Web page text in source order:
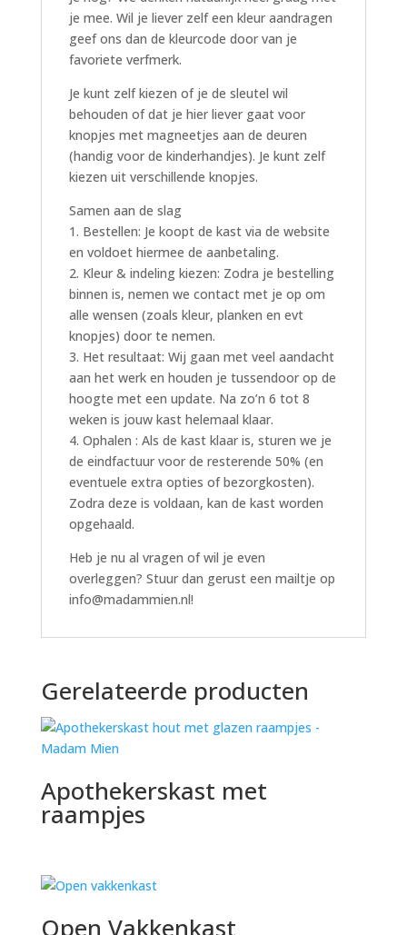
je mee. Wil je liever zelf een kleur aandragen
geef ons dan de kleurcode door van je
favoriete verfmerk.
Je kunt zelf kiezen of je de sleutel wil
behouden of dat je hier liever gaat voor
knopjes met magneetjes aan de deuren
(handig voor de kinderhandjes). Je kunt zelf
kiezen uit verschillende knopjes.
Samen aan de slag
1. Bestellen: Je koopt de kast via de website
en voldoet hiermee de aanbetaling.
2. Kleur & indeling kiezen: Zodra je bestelling
binnen is, nemen we contact met je op om
alle wensen (zoals kleur, planken en evt
knopjes) door te nemen.
3. Het resultaat: Wij gaan met veel aandacht
aan het werk en houden je tussendoor op de
hoogte met een update. Na zo’n 6 tot 8
weken is jouw kast helemaal klaar.
4. Ophalen : Als de kast klaar is, sturen we je
de eindfactuur voor de resterende 50% (en
eventuele extra opties of bezorgkosten).
Zodra deze is voldaan, kan de kast worden
opgehaald.
Heb je nu al vragen of wil je even
overleggen? Stuur dan gerust een mailtje op
info@madammien.nl!
Gerelateerde producten
Apothekerskast met
raampjes
Open Vakkenkast